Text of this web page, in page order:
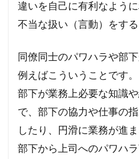
違いを自己に有利なよう
不当な扱い（言動）をする
同僚同士のパワハラや部
例えばこういうことです。
部下が業務上必要な知識
で、部下の協力や仕事の
したり、円滑に業務が進
部下から上司へのパワハ